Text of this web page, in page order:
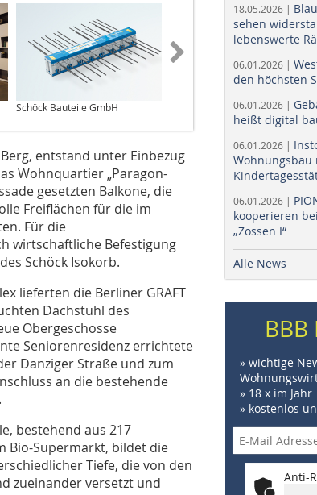
Schöck Bauteile GmbH
entstand unter Einbezug
Wohnquartier „Paragon-
gesetzten Balkone, die
Freiflächen für die im
Für die
wirtschaftliche Befestigung
Schöck Isokorb.
lieferten die Berliner GRAFT
Dachstuhl des
Obergeschosse
Seniorenresidenz errichtete
Danziger Straße und zum
an die bestehende
bestehend aus 217
Bio-Supermarkt, bildet die
Tiefe, die von den
zueinander versetzt und
18.05.2026 |
sehen
lebenswerte
06.01.2026 |
den höchsten
06.01.2026 |
heißt digital
06.01.2026 |
Wohnungsbau
06.01.2026 |
kooperieren
„Zossen I“
Alle News
» wichtige
» 18 x im Jahr
» kostenlos
Anti-